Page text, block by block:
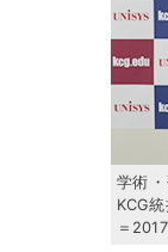
学術 ・
KCG
＝